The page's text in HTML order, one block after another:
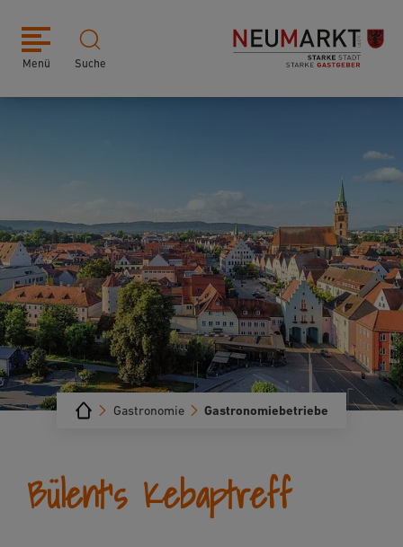
Menü Suche
Gastronomiebetriebe
Gastronomie
Bülent's Kebaptreff